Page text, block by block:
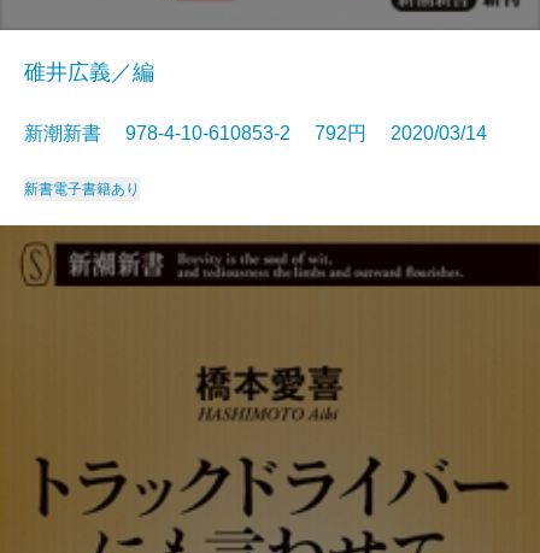
碓井広義／編
新潮新書 978-4-10-610853-2 792円 2020/03/14
新書電子書籍あり